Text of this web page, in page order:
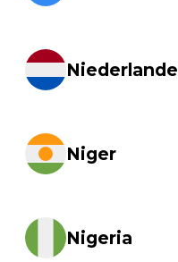
Niederlande
Niger
Nigeria